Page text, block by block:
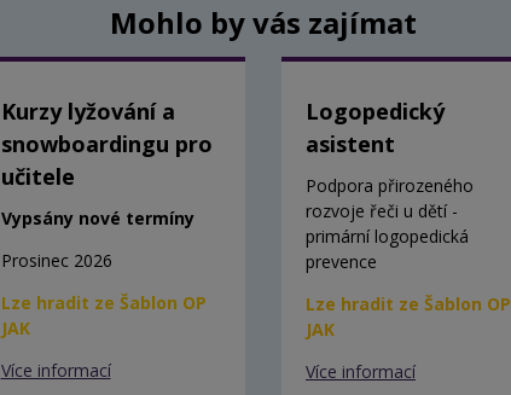
Mohlo by vás zajímat
Kurzy lyžování a
snowboardingu pro
učitele
Vypsány nové termíny
Prosinec 2026
Lze hradit ze Šablon OP
JAK
Více informací
Logopedický
asistent
Podpora přirozeného
rozvoje řeči u dětí -
primární logopedická
prevence
Lze hradit ze Šablon OP
JAK
Více informací